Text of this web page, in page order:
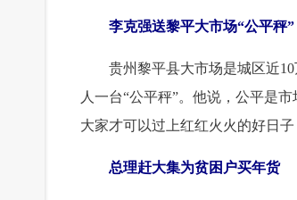
李克强送黎平大市场“公平秤
贵州黎平县大市场是城区近
人一台“公平秤”。他说，公平是
大家才可以过上红红火火的好日子
总理赶大集为贫困户买年货